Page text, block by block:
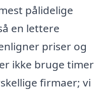
pålidelige
en lettere
priser og
ikke bruge timer
firmaer; vi